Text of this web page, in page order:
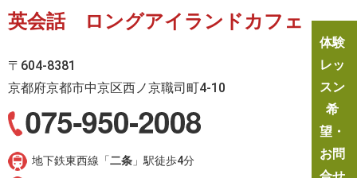
英会話 ロングアイランドカフェ
〒604-8381
京都府京都市中京区西ノ京職司町4-10
地下鉄東西線「二条 」駅徒歩4分
体験
レッ
スン
希
望・
お問